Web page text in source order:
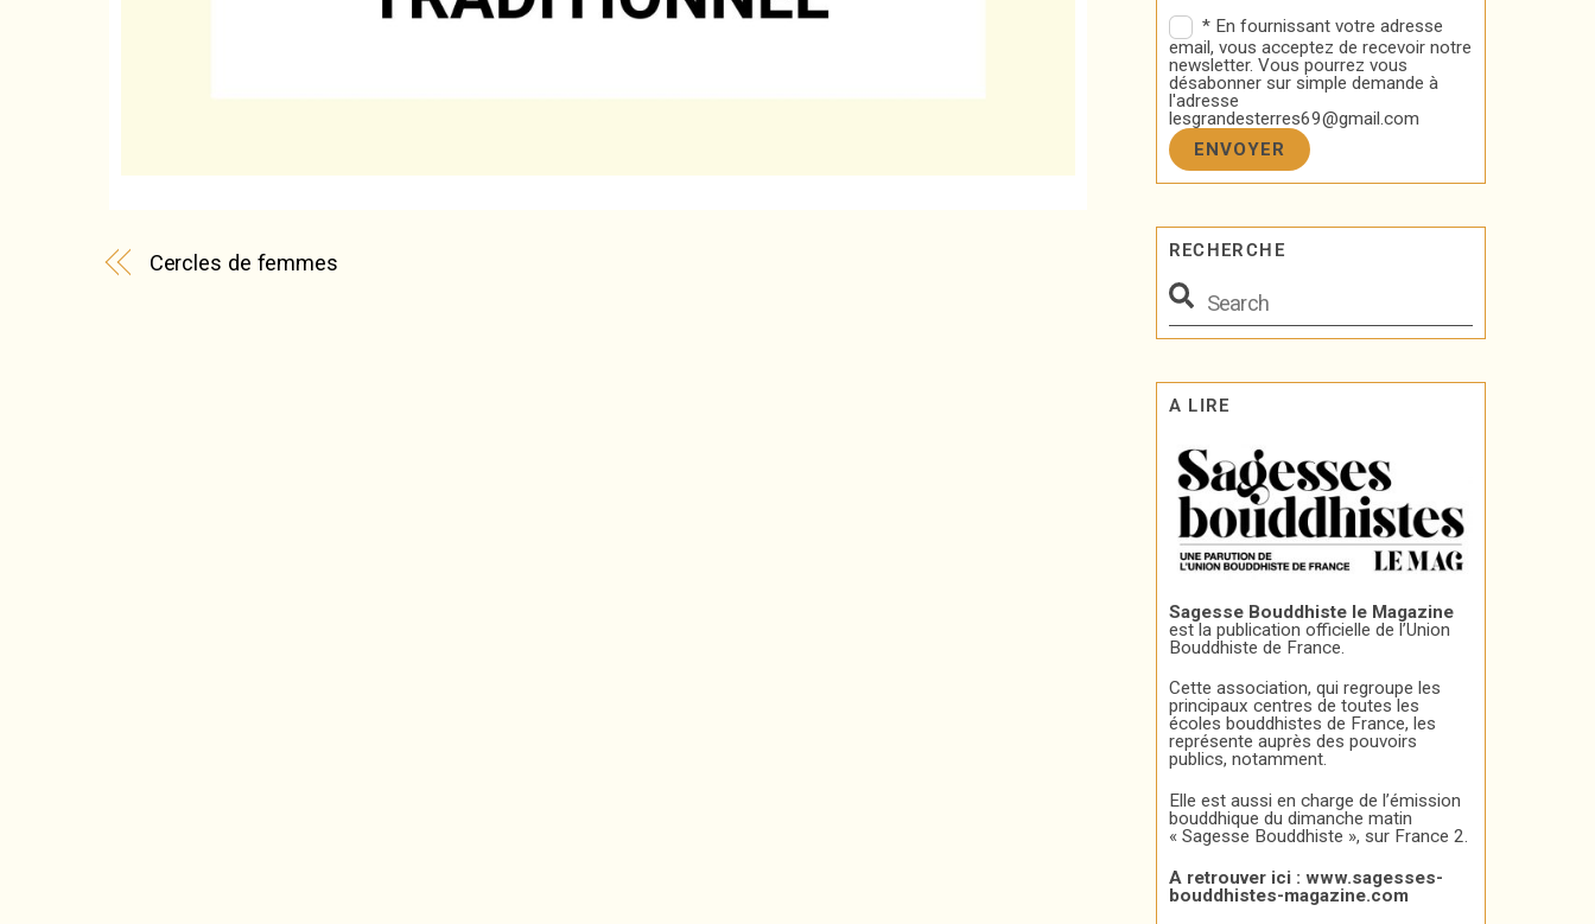
Cercles de femmes
* En fournissant votre adresse
email, vous acceptez de recevoir notre
newsletter. Vous pourrez vous
désabonner sur simple demande à
l'adresse
lesgrandesterres69@gmail.com
RECHERCHE
A LIRE
Sagesse Bouddhiste le Magazine
est la publication officielle de l’Union
Bouddhiste de France.
Cette association, qui regroupe les
principaux centres de toutes les
écoles bouddhistes de France, les
représente auprès des pouvoirs
publics, notamment.
Elle est aussi en charge de l’émission
bouddhique du dimanche matin
« Sagesse Bouddhiste », sur France 2.
A retrouver ici : www.sagesses-
bouddhistes-magazine.com